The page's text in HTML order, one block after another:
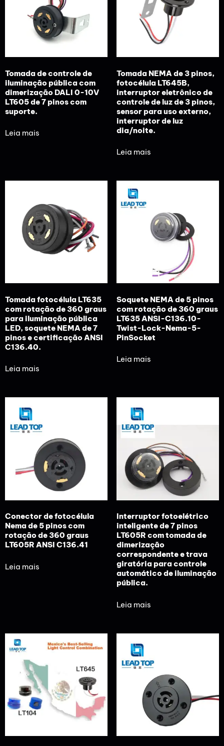
Tomada de controle de
iluminação pública com
dimerização DALI 0-10V
LT605 de 7 pinos com
suporte.
Leia mais
Tomada NEMA de 3 pinos,
fotocélula LT645B,
interruptor eletrônico de
controle de luz de 3 pinos,
sensor para uso externo,
interruptor de luz
dia/noite.
Leia mais
Tomada fotocélula LT635
com rotação de 360 graus
para iluminação pública
LED, soquete NEMA de 7
pinos e certificação ANSI
C136.40.
Leia mais
Soquete NEMA de 5 pinos
com rotação de 360 graus
LT635 ANSI-C136.10-
Twist-Lock-Nema-5-
PinSocket
Leia mais
Conector de fotocélula
Nema de 5 pinos com
rotação de 360 graus
LT605R ANSI C136.41
Leia mais
Interruptor fotoelétrico
inteligente de 7 pinos
LT605R com tomada de
dimerização
correspondente e trava
giratória para controle
automático de iluminação
pública.
Leia mais